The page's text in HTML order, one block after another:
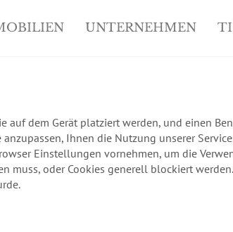
UNTERNEHMEN
auf dem Gerät platziert werden, und einen
Ihnen die Nutzung unserer
Einstellungen vornehmen, um die
oder Cookies generell blockiert